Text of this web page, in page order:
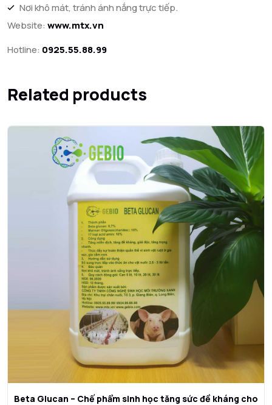
Nơi khô mát, tránh ánh nắng trực tiếp.
Website: www.mtx.vn
Hotline: 0925.55.88.99
Related products
Beta Glucan – Chế phẩm sinh học tăng sức đề kháng cho